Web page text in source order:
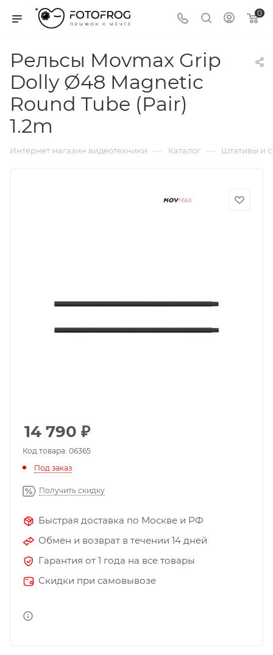
0
Рельсы Movmax Grip
Dolly Ø48 Magnetic
Round Tube (Pair)
1.2m
Интернет магазин видеотехники — Каталог — Штативы и
14 790 ₽
Код товара: 06365
Под заказ
Получить скидку
Быстрая доставка по Москве и РФ
Обмен и возврат в течении 14 дней
Гарантия от 1 года на все товары
Скидки при самовывозе